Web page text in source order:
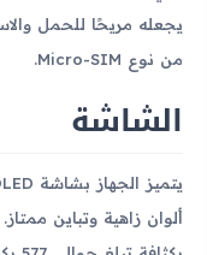
من نوع Micro-SIM.
الشاشة